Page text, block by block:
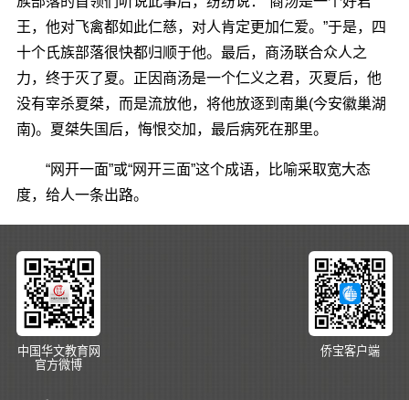
王，他对飞禽都如此仁慈，对人肯定更加仁爱。”于是，四
十个氏族部落很快都归顺于他。最后，商汤联合众人之
力，终于灭了夏。正因商汤是一个仁义之君，灭夏后，他
没有宰杀夏桀，而是流放他，将他放逐到南巢(今安徽巢湖
南)。夏桀失国后，悔恨交加，最后病死在那里。
“网开一面”或“网开三面”这个成语，比喻采取宽大态
度，给人一条出路。
中国华文教育网
官方微博
侨宝客户端